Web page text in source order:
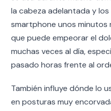
la cabeza adelantada y
smartphone unos minutos
que puede empeorar el
muchas veces al día,
pasado horas frente al
También influye dónde lo
en posturas muy